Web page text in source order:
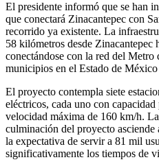
El presidente informó que se han
que conectará Zinacantepec con
recorrido ya existente. La
58 kilómetros desde Zinacantepec
conectándose con la red del
municipios en el Estado de
El proyecto contempla siete
eléctricos, cada uno con
velocidad máxima de 160 km/h.
culminación del proyecto
la expectativa de servir a 81 mil
significativamente los tiempos de